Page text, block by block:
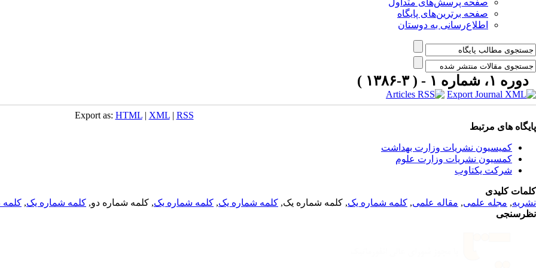
صفحه پرسش‌های متداول
صفحه برترین‌های پایگاه
اطلاع‌رسانی به دوستان
دوره ۱، شماره ۱ - ( ۳-۱۳۸۶ )
Export as: HTML| XML| RSS
پایگاه های مرتبط
کمیسیون نشریات وزارت بهداشت
کمسیون نشریات وزارت علوم
شرکت یکتاوب
کلمات کلیدی
نشریه, مجله علمی, مقاله علمی, کلمه شماره یک, کلمه شماره یک, کلمه شماره یک, کلمه شماره یک, کلمه شماره دو, کلمه شماره یک, کلمه
نظرسنجی